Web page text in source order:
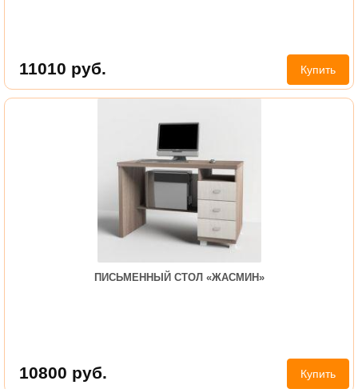
11010 руб. Купить
ПИСЬМЕННЫЙ СТОЛ «ЖАСМИН»
10800 руб. Купить